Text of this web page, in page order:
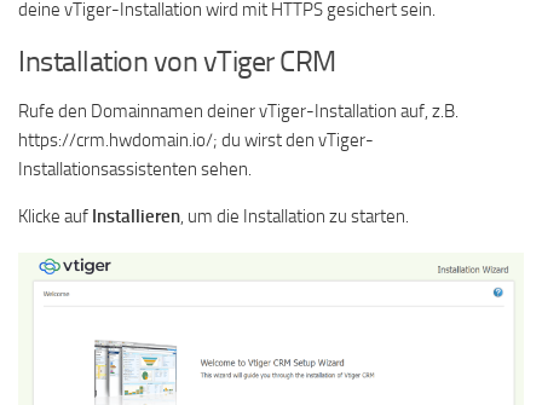
deine vTiger-Installation wird mit HTTPS gesichert sein.
Installation von vTiger CRM
Rufe den Domainnamen deiner vTiger-Installation auf, z.B.
https://crm.hwdomain.io/; du wirst den vTiger-
Installationsassistenten sehen.
Klicke auf Installieren, um die Installation zu starten.